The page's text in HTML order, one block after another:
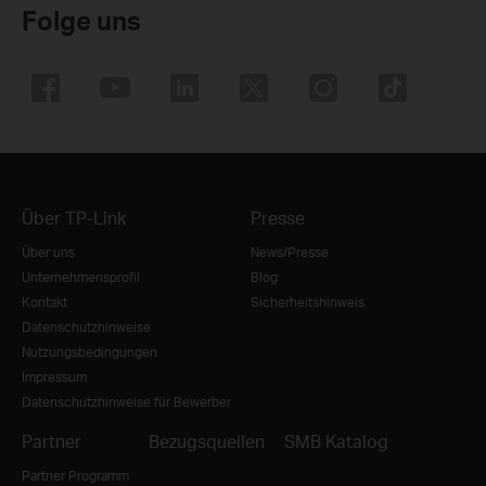
Folge uns
Über TP-Link
Über uns
Unternehmensprofil
Kontakt
Datenschutzhinweise
Nutzungsbedingungen
Impressum
Datenschutzhinweise für Bewerber
Presse
News/Presse
Blog
Sicherheitshinweis
Partner
Partner Programm
Bezugsquellen SMB Katalog